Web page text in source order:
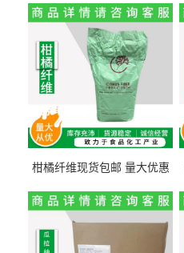
柑橘纤维现货包邮 量大优惠